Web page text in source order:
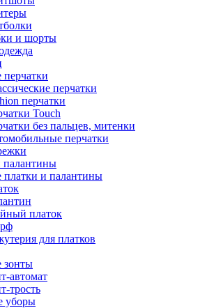
и шорты
перчатки
перчатки
перчатки
Touch
без пальцев, митенки
перчатки
палантины
платки и палантины
платок
для платков
зонты
автомат
трость
уборы